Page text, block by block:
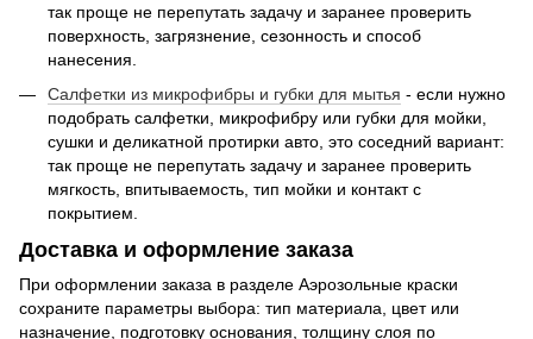
так проще не перепутать задачу и заранее проверить
поверхность, загрязнение, сезонность и способ
нанесения.
Салфетки из микрофибры и губки для мытья - если нужно
подобрать салфетки, микрофибру или губки для мойки,
сушки и деликатной протирки авто, это соседний вариант:
так проще не перепутать задачу и заранее проверить
мягкость, впитываемость, тип мойки и контакт с
покрытием.
Доставка и оформление заказа
При оформлении заказа в разделе Аэрозольные краски
сохраните параметры выбора: тип материала, цвет или
назначение, подготовку основания, толщину слоя по